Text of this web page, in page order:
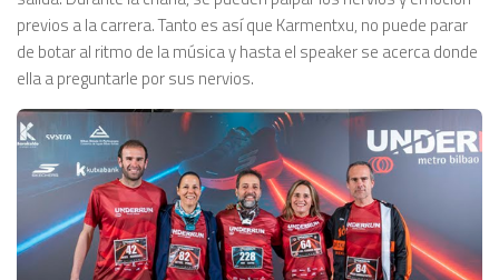
previos a la carrera. Tanto es así que Karmentxu, no puede parar
de botar al ritmo de la música y hasta el speaker se acerca donde
ella a preguntarle por sus nervios.